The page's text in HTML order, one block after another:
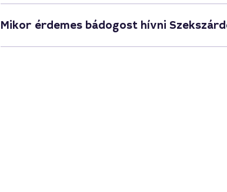
Mikor érdemes bádogost hívni